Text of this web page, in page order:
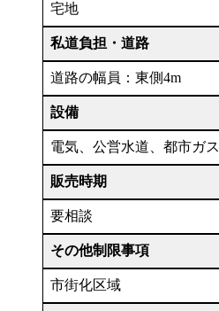
宅地
私道負担・道路
道路の幅員：東側4m
設備
電気、公営水道、都市ガス
販売時期
要相談
その他制限事項
市街化区域